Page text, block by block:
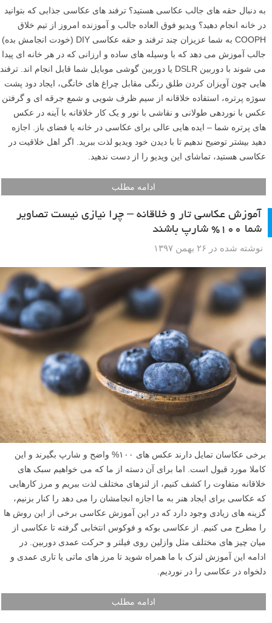
به دنبال حقه های جالب عکاسی هستید؟ ترفند های عکاسی جذابی که بتوانید
در خانه انجام دهید؟ ویدیو فوق العاده جالب و آموزنده امروز از تیم خلاق
COOPH به شما عزیزان چند ترفند و حقه عکاسی DIY (خودت انجامش بده)
جالب آموزش می دهد که با وسیله های ساده و ارزانی که در هر خانه ای پیدا
می شوند با دوربین DSLR یا دوربین گوشی موبایل شما قابل انجام اند. ترفند
هایی چون آویزان کردن طلق رنگی مقابل چراغ های خانگی، ایجاد دود پشت
سوژه پرتره، استفاده خلاقانه از سیم ظرف شویی و شمع جرقه ای و گرفتن
عکس با نوردهی طولانی و نقاشی با نور و یک کار خلاقانه با آینه در عکس
های پرتره شما – ایده هایی عالی برای عکاسی در خانه یا فضای باز. اجازه
دهید بیشتر توضیح ندهیم تا با دیدن خود ویدیو لذت ببرید. اگر اهل خلاقیت در
عکاسی هستید، تماشای این ویدیو را از دست ندهید.
ادامه مطلب
آموزش عکاسی تار و خلاقانه – چرا نیازی نیست تصاویر
شما ۱۰۰% شارپ باشند
نوشته شده در ۲۶ بهمن ۱۳۹۷
برخی عکاسان تمایل دارند عکس های ۱۰۰% واضح و شارپ بگیرند و این
کاملا مورد قبول است. اما برای آن دسته از ما که می خواهیم سبک های
خلاقانه متفاوت را کشف کنیم، از لنزهای مختلف لذت ببریم و مرز کارهایی
که عکاسی برای ایجاد هنر به ما اجازه انجامشان را می دهد را کنار بزنیم،
گزینه های زیادی وجود دارد که در این آموزش عکاسی برخی از این روش ها
را مطرح می کنیم. از عکاسی بوکه و فوکوس انتخابی گرفته تا عکاسی از
میان چیز های مختلف مثل وازلین روی فیلتر و حرکت عمدی دوربین. در
ادامه این آموزش لنزک با ما همراه شوید تا مرز های ماتی یا تاری عمدی و
دلخواه در عکاسی را در نوردیم.
ادامه مطلب